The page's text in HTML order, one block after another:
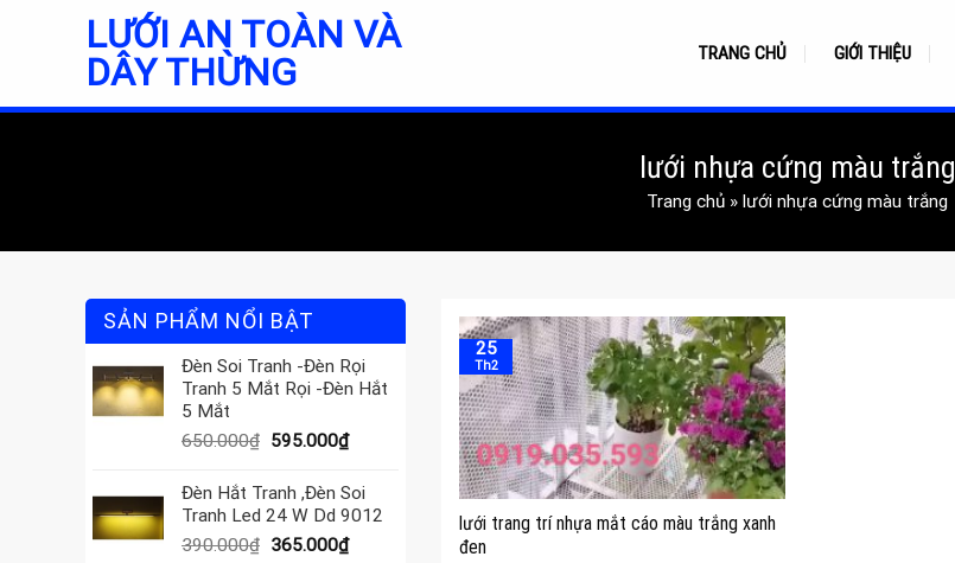
LƯỚI AN TOÀN VÀ
DÂY THỪNG
TRANG CHỦ GIỚI THIỆU
lưới nhựa cứng màu trắng
Trang chủ » lưới nhựa cứng màu trắng
SẢN PHẨM NỔI BẬT
Đèn Soi Tranh -Đèn Rọi
Tranh 5 Mắt Rọi -Đèn Hắt
5 Mắt
650.000₫ Giá
là:
650.000₫.
595.000₫Giá
tại
là:
595.000₫.
Đèn Hắt Tranh ,Đèn Soi
Tranh Led 24 W Dd 9012
390.000₫ Giá
365.000₫Giá
lưới trang trí nhựa mắt cáo màu trắng xanh
đen
25
Th2